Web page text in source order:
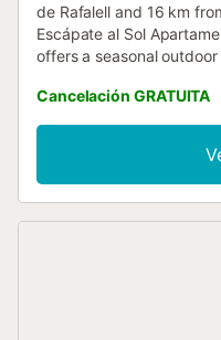
de Rafalell and 16 km
Escápate al Sol
offers a seasonal
Cancelación GRATUITA